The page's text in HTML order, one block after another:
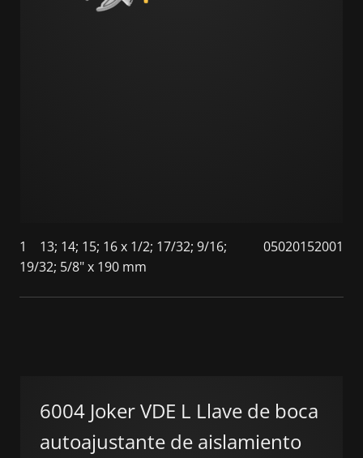
1
13; 14; 15; 16 x 1/2; 17/32; 9/16;
19/32; 5/8" x 190 mm
05020152001
6004 Joker VDE L Llave de boca
autoajustante de aislamiento